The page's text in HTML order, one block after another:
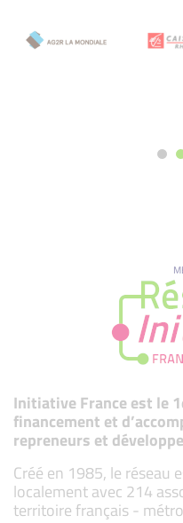
Initiative France est le
financement et
repreneurs et
Créé en 1985, le réseau
localement avec 214
territoire français -